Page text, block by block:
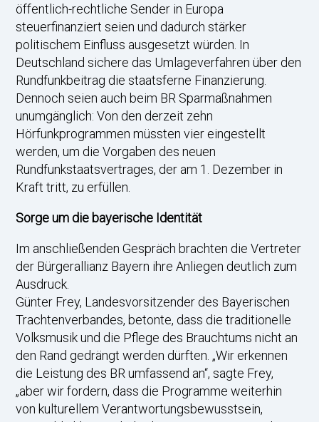
öffentlich-rechtliche Sender in Europa
steuerfinanziert seien und dadurch stärker
politischem Einfluss ausgesetzt würden. In
Deutschland sichere das Umlageverfahren über den
Rundfunkbeitrag die staatsferne Finanzierung.
Dennoch seien auch beim BR Sparmaßnahmen
unumgänglich: Von den derzeit zehn
Hörfunkprogrammen müssten vier eingestellt
werden, um die Vorgaben des neuen
Rundfunkstaatsvertrages, der am 1. Dezember in
Kraft tritt, zu erfüllen.
Sorge um die bayerische Identität
Im anschließenden Gespräch brachten die Vertreter
der Bürgerallianz Bayern ihre Anliegen deutlich zum
Ausdruck.
Günter Frey, Landesvorsitzender des Bayerischen
Trachtenverbandes, betonte, dass die traditionelle
Volksmusik und die Pflege des Brauchtums nicht an
den Rand gedrängt werden dürften. „Wir erkennen
die Leistung des BR umfassend an“, sagte Frey,
„aber wir fordern, dass die Programme weiterhin
von kulturellem Verantwortungsbewusstsein,